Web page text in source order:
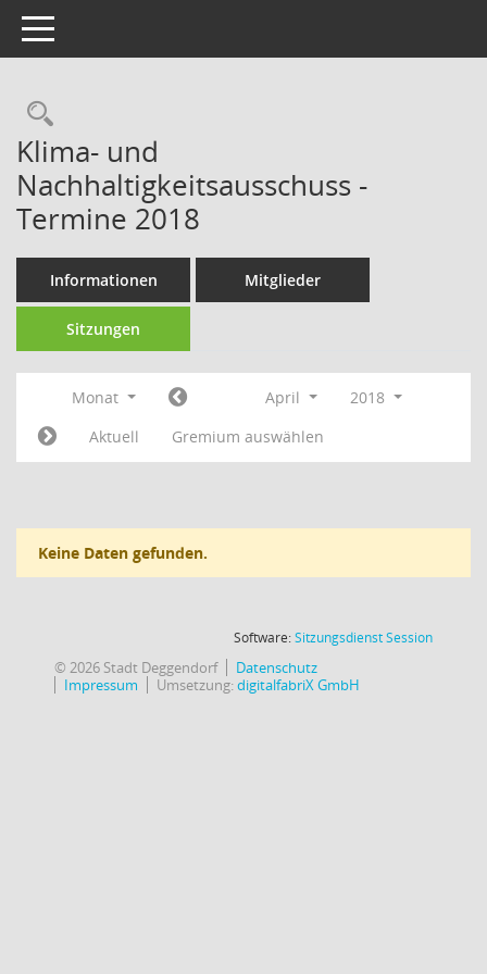
Toggle navigation
Rechercheauswahl
Klima- und
Nachhaltigkeitsausschuss -
Termine 2018
Informationen Mitglieder
Sitzungen
Monat April
2018
Aktuell
Gremium auswählen
Keine Daten gefunden.
Software:SitzungsdienstSession(Wird in
© 2026 Stadt Deggendorf
Datenschutz
Impressum
Umsetzung:digitalfabriX GmbH